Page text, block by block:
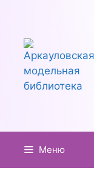
содержимому
Меню